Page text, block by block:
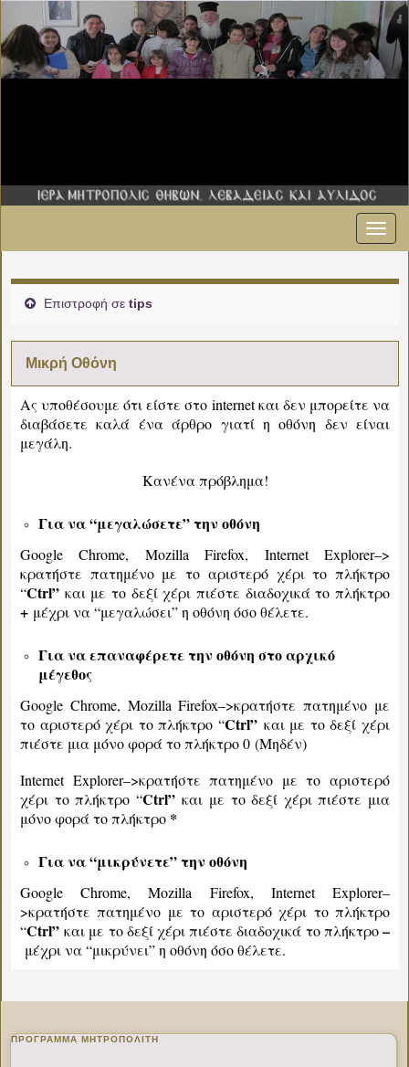
Επιστροφή σε tips
Μικρή Οθόνη
Ας υποθέσουμε ότι είστε στο internet και δεν μπορείτε να
διαβάσετε καλά ένα άρθρο γιατί η οθόνη δεν είναι
μεγάλη.
Κανένα πρόβλημα!
Για να “μεγαλώσετε” την οθόνη
Google Chrome, Mozilla Firefox, Internet Explorer–>
κρατήστε πατημένο με το αριστερό χέρι το πλήκτρο
“Ctrl” και με το δεξί χέρι πιέστε διαδοχικά το πλήκτρο
+ μέχρι να “μεγαλώσει” η οθόνη όσο θέλετε.
Για να επαναφέρετε την οθόνη στο αρχικό
μέγεθος
Google Chrome, Mozilla Firefox–>κρατήστε πατημένο με
το αριστερό χέρι το πλήκτρο “Ctrl” και με το δεξί χέρι
πιέστε μια μόνο φορά το πλήκτρο 0 (Μηδέν)
Internet Explorer–>κρατήστε πατημένο με το αριστερό
χέρι το πλήκτρο “Ctrl”και με το δεξί χέρι πιέστε μια
μόνο φορά το πλήκτρο *
Για να “μικρύνετε” την οθόνη
Google Chrome, Mozilla Firefox, Internet Explorer–
>κρατήστε πατημένο με το αριστερό χέρι το πλήκτρο
“Ctrl” και με το δεξί χέρι πιέστε διαδοχικά το πλήκτρο–
μέχρι να “μικρύνει” η οθόνη όσο θέλετε.
ΠΡΌΓΡΑΜΜΑ ΜΗΤΡΟΠΟΛΊΤΗ